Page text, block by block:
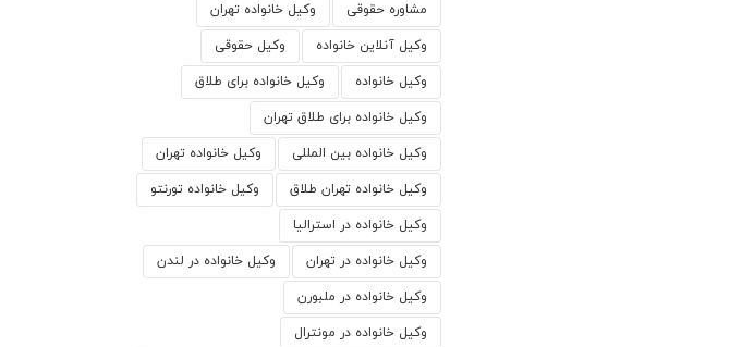
مشاوره حقوقی وكيل خانواده تهران
وکیل آنلاین خانواده وکیل حقوقی
وکیل خانواده وکیل خانواده برای طلاق
وکیل خانواده برای طلاق تهران
وکیل خانواده بین المللی وکیل خانواده تهران
وکیل خانواده تهران طلاق وکیل خانواده تورنتو
وکیل خانواده در استرالیا
وکیل خانواده در تهران وکیل خانواده در لندن
وکیل خانواده در ملبورن
وکیل خانواده در مونترال